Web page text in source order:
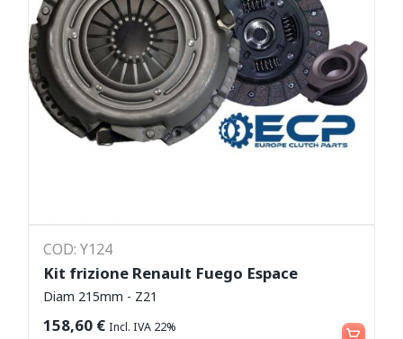
COD: Y124
Kit frizione Renault Fuego Espace
Diam 215mm - Z21
158,60 € Incl. IVA 22% Aggiungi al carrello